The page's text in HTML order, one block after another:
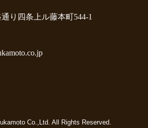
り四条上ル藤本町544-1
Co.,Ltd. All Rights Reserved.